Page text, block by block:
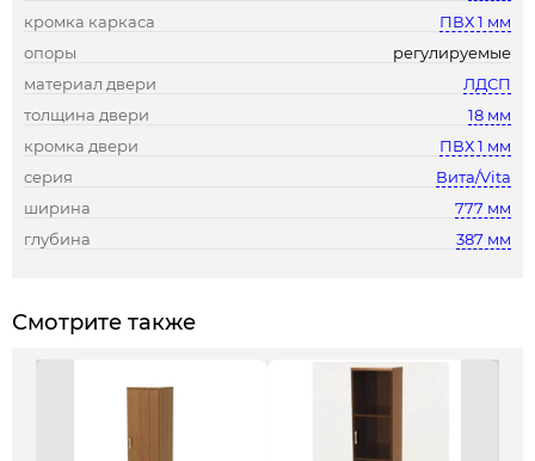
кромка каркаса
ПВХ 1 мм
опоры
регулируемые
материал двери
ЛДСП
толщина двери
18 мм
кромка двери
ПВХ 1 мм
серия
Вита/Vita
ширина
777 мм
глубина
387 мм
Смотрите также